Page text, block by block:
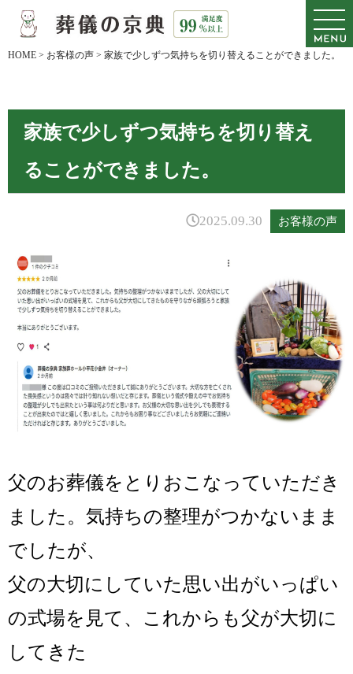
HOME > お客様の声 > 家族で少しずつ気持ちを切り替えることができました。
家族で少しずつ気持ちを切り替え
ることができました。
2025.09.30 お客様の声
父のお葬儀をとりおこなっていただき
ました。気持ちの整理がつかないまま
でしたが、
父の大切にしていた思い出がいっぱい
の式場を見て、これからも父が大切に
してきた